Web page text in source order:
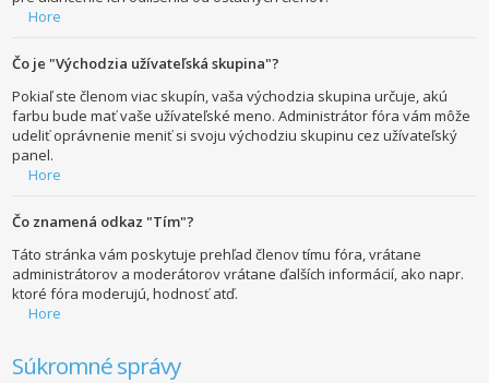
Hore
Čo je "Východzia užívateľská skupina"?
Pokiaľ ste členom viac skupín, vaša východzia skupina určuje, akú
farbu bude mať vaše užívateľské meno. Administrátor fóra vám môže
udeliť oprávnenie meniť si svoju východziu skupinu cez užívateľský
panel.
Hore
Čo znamená odkaz "Tím"?
Táto stránka vám poskytuje prehľad členov tímu fóra, vrátane
administrátorov a moderátorov vrátane ďalších informácií, ako napr.
ktoré fóra moderujú, hodnosť atď.
Hore
Súkromné správy